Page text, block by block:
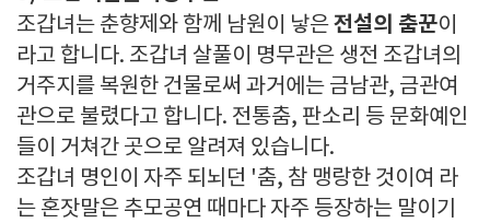
조갑녀는 춘향제와 함께 남원이 낳은전설의 춤꾼이
라고 합니다. 조갑녀 살풀이 명무관은 생전 조갑녀의
거주지를 복원한 건물로써 과거에는 금남관, 금관여
관으로 불렸다고 합니다. 전통춤, 판소리 등 문화예인
들이 거쳐간 곳으로 알려져 있습니다.
조갑녀 명인이 자주 되뇌던 '춤, 참 맹랑한 것이여 라
는 혼잣말은 추모공연 때마다 자주 등장하는 말이기